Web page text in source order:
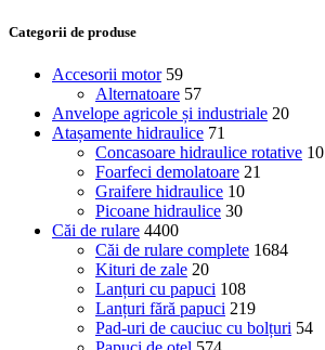
Categorii de produse
Accesorii motor 59
Alternatoare 57
Anvelope agricole și industriale 20
Atașamente hidraulice 71
Concasoare hidraulice rotative 10
Foarfeci demolatoare 21
Graifere hidraulice 10
Picoane hidraulice 30
Căi de rulare 4400
Căi de rulare complete 1684
Kituri de zale 20
Lanțuri cu papuci 108
Lanțuri fără papuci 219
Pad-uri de cauciuc cu bolțuri 54